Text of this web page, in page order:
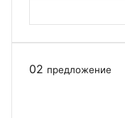
02 предложение